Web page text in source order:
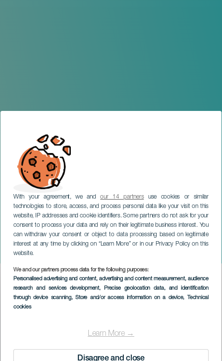
With your agreement, we andour 14 partnersuse cookies or similar
technologies to store, access, and process personal data like your visit on this
website, IP addresses and cookie identifiers. Some partners do not ask for your
consent to process your data and rely on their legitimate business interest. You
can withdraw your consent or object to data processing based on legitimate
interest at any time by clicking on “Learn More” or in our Privacy Policy on this
website.
We and our partners process data for the following purposes:
Personalised advertising and content, advertising and content measurement, audience
research and services development, Precise geolocation data, and identification
through device scanning, Store and/or access information on a device, Technical
cookies
Learn More →
Disagree and close
Sharonne: All divas
TENERIFE
Imagen
Listado